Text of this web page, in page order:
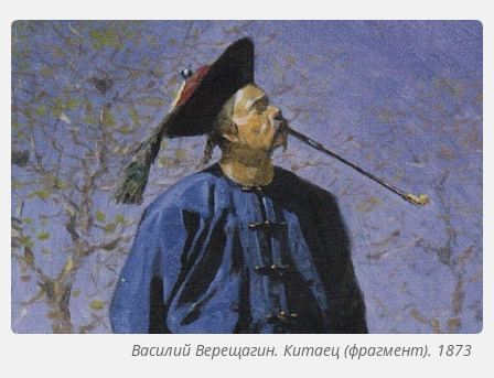
Василий Верещагин. Китаец (фрагмент). 1873